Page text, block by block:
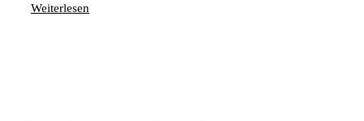
Weiterlesen